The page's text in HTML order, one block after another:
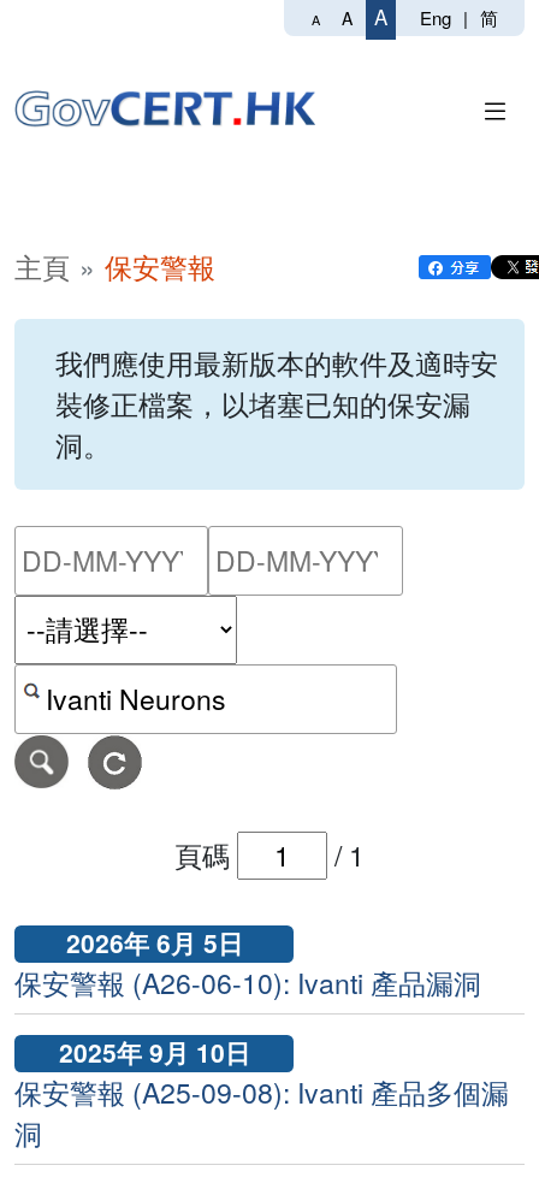
A A A Eng | 简
主頁 保安警報
我們應使用最新版本的軟件及適時安
裝修正檔案，以堵塞已知的保安漏
洞。
請輸入搜尋日期範圍的開
按關鍵字或 CVE ID 搜尋保安警報
頁碼 / 1
2026年 6月 5日
保安警報 (A26-06-10): Ivanti 產品漏洞
2025年 9月 10日
保安警報 (A25-09-08): Ivanti 產品多個漏
洞